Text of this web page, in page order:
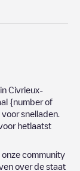
Civrieux-
{number of
voor snelladen.
hetlaatst
community
over de staat